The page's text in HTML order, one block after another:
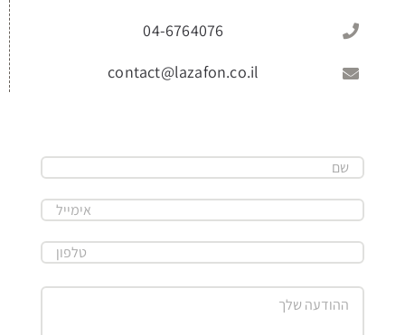
04-6764076
contact@lazafon.co.il